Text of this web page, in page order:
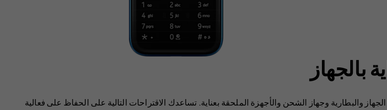
بالجهاز
والبطارية وجهاز الشحن والأجهزة الملحقة بعناية. تساعدك الاقتراحات التالية على الحفاظ على فعالية